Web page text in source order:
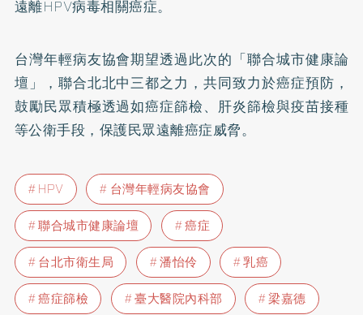
遠離HPV病毒相關癌症。
台灣年輕病友協會期望透過此次的「聯合城市健康論
壇」，聯合北北中三都之力，共同致力於癌症預防，
鼓勵民眾積極透過如癌症篩檢、肝炎篩檢與疫苗接種
等公衛手段，保護民眾遠離癌症威脅。
HPV
台灣年輕病友協會
聯合城市健康論壇
癌症
台北市衛生局
潘怡伶
乳癌
癌症篩檢
臺大醫院內科部
梁嘉德